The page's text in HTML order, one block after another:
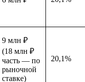
9 млн ₽
(18 млн ₽
часть — по
рыночной
ставке)
20,1%